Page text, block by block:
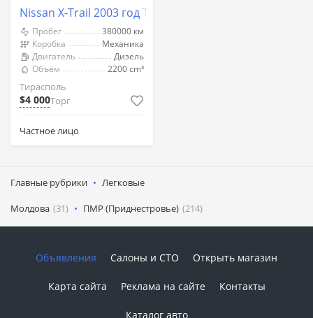
Nissan X-Trail 2003 год Тирасполь
Пробег
380000 км
Коробка
Механика
Двигатель
Дизель
Объём
2200 cm³
Тирасполь
$4 000Торг
Частное лицо
Главные рубрики Легковые
Молдова (31) ПМР (Приднестровье) (214)
Объявления Салоны и СТО Открыть магазин
Карта сайта Реклама на сайте Контакты
Каталог авто